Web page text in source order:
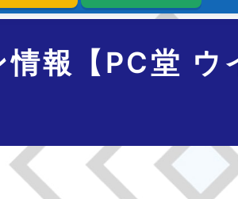
報【PC堂 ウ